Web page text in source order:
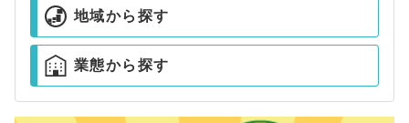
地域から探す
業態から探す